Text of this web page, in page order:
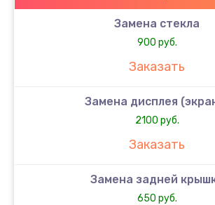
Замена стекла
900 руб.
Заказать
Замена дисплея
2100 руб.
Заказать
Замена задней
650 руб.